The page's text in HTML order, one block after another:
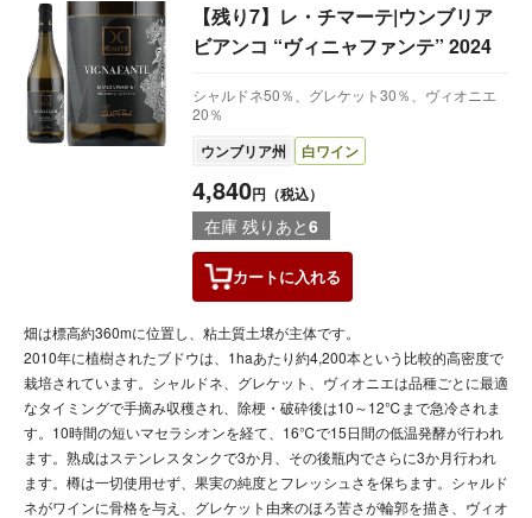
【残り7】レ・チマーテ|ウンブリア
ビアンコ “ヴィニャファンテ” 2024
シャルドネ50％、グレケット30％、ヴィオニエ
20％
ウンブリア州 白ワイン
4,840円（税込）
在庫 残りあと6
カートに入れる
畑は標高約360mに位置し、粘土質土壌が主体です。
2010年に植樹されたブドウは、1haあたり約4,200本という比較的高密度で
栽培されています。シャルドネ、グレケット、ヴィオニエは品種ごとに最適
なタイミングで手摘み収穫され、除梗・破砕後は10～12℃まで急冷されま
す。10時間の短いマセラシオンを経て、16℃で15日間の低温発酵が行われ
ます。熟成はステンレスタンクで3か月、その後瓶内でさらに3か月行われ
ます。樽は一切使用せず、果実の純度とフレッシュさを保ちます。シャルド
ネがワインに骨格を与え、グレケット由来のほろ苦さが輪郭を描き、ヴィオ